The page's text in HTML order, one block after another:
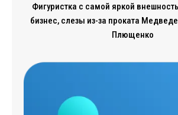
Фигуристка с самой яркой
бизнес, слезы из-за проката
Плющенко